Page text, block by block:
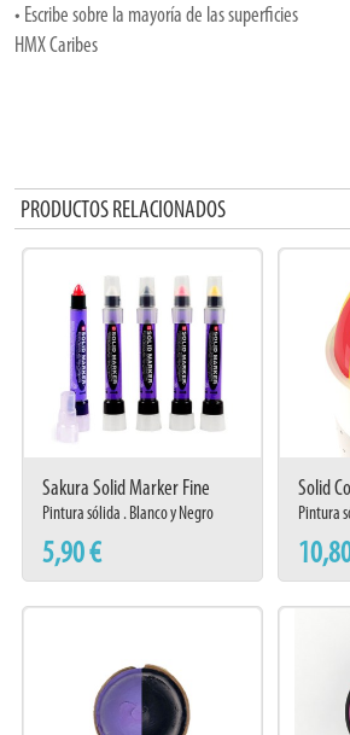
• Escribe sobre la mayoría de las superficies
HMX Caribes
PRODUCTOS RELACIONADOS
Sakura Solid Marker Fine
Pintura sólida . Blanco y Negro
5,90 €
Solid
Pintura